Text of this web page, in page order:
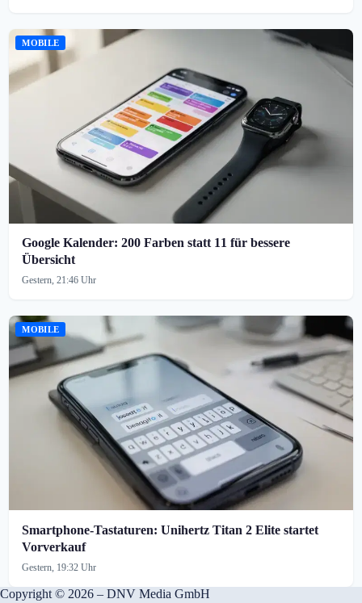
MOBILE
Google Kalender: 200 Farben statt 11 für bessere
Übersicht
Gestern, 21:46 Uhr
MOBILE
Smartphone-Tastaturen: Unihertz Titan 2 Elite startet
Vorverkauf
Gestern, 19:32 Uhr
Copyright © 2026 – DNV Media GmbH